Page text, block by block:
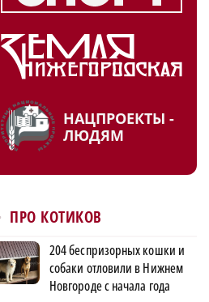
НАЦПРОЕКТЫ -
ЛЮДЯМ
ПРО КОТИКОВ
204 беспризорных кошки и
собаки отловили в Нижнем
Новгороде с начала года